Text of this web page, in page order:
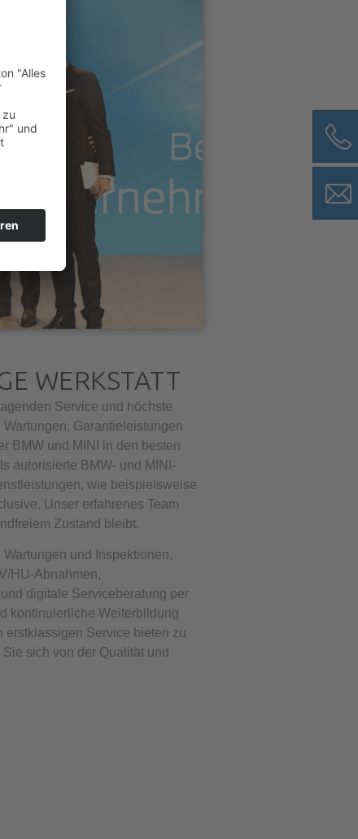
WERKSTATT
Service und höchste
Garantieleistungen
BMW und MINI in den besten
autorisierte BMW- und MINI-
wie beispielsweise
Unser erfahrenes Team
Zustand bleibt.
und Inspektionen,
HU-Abnahmen,
digitale Serviceberatung per
kontinuierliche Weiterbildung
erstklassigen Service bieten zu
sich von der Qualität und